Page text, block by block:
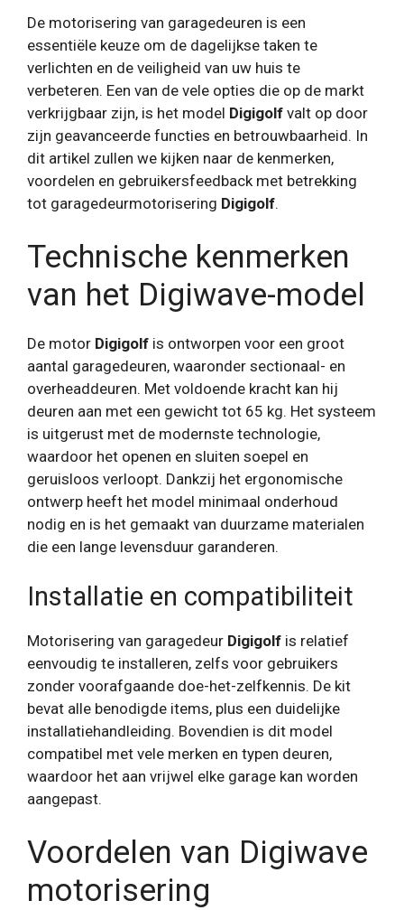
De motorisering van garagedeuren is een
essentiële keuze om de dagelijkse taken te
verlichten en de veiligheid van uw huis te
verbeteren. Een van de vele opties die op de markt
verkrijgbaar zijn, is het model Digigolf valt op door
zijn geavanceerde functies en betrouwbaarheid. In
dit artikel zullen we kijken naar de kenmerken,
voordelen en gebruikersfeedback met betrekking
tot garagedeurmotorisering Digigolf.
Technische kenmerken
van het Digiwave-model
De motor Digigolf is ontworpen voor een groot
aantal garagedeuren, waaronder sectionaal- en
overheaddeuren. Met voldoende kracht kan hij
deuren aan met een gewicht tot 65 kg. Het systeem
is uitgerust met de modernste technologie,
waardoor het openen en sluiten soepel en
geruisloos verloopt. Dankzij het ergonomische
ontwerp heeft het model minimaal onderhoud
nodig en is het gemaakt van duurzame materialen
die een lange levensduur garanderen.
Installatie en compatibiliteit
Motorisering van garagedeur Digigolf is relatief
eenvoudig te installeren, zelfs voor gebruikers
zonder voorafgaande doe-het-zelfkennis. De kit
bevat alle benodigde items, plus een duidelijke
installatiehandleiding. Bovendien is dit model
compatibel met vele merken en typen deuren,
waardoor het aan vrijwel elke garage kan worden
aangepast.
Voordelen van Digiwave
motorisering